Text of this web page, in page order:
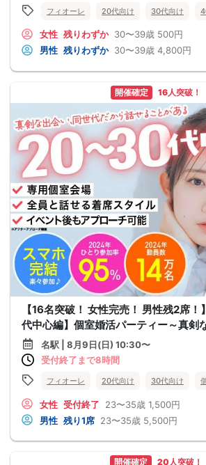
フィオーレ 20代向け 30代向け
女性 残りわずか 30〜39歳 500円
男性 残りわずか 30〜39歳 4,800円
開催確定 16人突破！
【16名突破！ 女性完売！ 男性残2席
代中心編】個室婚活パーティー～真剣
名駅 | 8月9日(日) 10:30〜
受付終了まで8時間
フィオーレ 20代向け 30代向け
女性 受付終了 23〜35歳 1,500円
男性 残り1席 23〜35歳 5,500円
開催確定 20人突破！